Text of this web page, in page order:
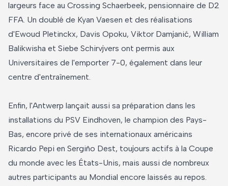
largeurs face au Crossing Schaerbeek, pensionnaire de D2
FFA. Un doublé de Kyan Vaesen et des réalisations
d'Ewoud Pletinckx, Davis Opoku, Viktor Damjanić, William
Balikwisha et Siebe Schirvjvers ont permis aux
Universitaires de l'emporter 7-0, également dans leur
centre d'entraînement.
Enfin, l'Antwerp lançait aussi sa préparation dans les
installations du PSV Eindhoven, le champion des Pays-
Bas, encore privé de ses internationaux américains
Ricardo Pepi en Sergiño Dest, toujours actifs à la Coupe
du monde avec les États-Unis, mais aussi de nombreux
autres participants au Mondial encore laissés au repos.